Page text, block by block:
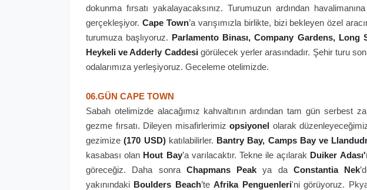
dokunma fırsatı yakalayacaksınız. Turumuzun ardından
gerçekleşiyor. Cape Town’a varışımızla birlikte, bizi bekleyen özel
turumuza başlıyoruz.
Parlamento Binası, Company Gardens, Long
Heykeli ve Adderly Caddesigörülecek yerler arasındadır. Şehir turu
odalarımıza yerleşiyoruz. Geceleme otelimizde.
06.GÜN CAPE TOWN
Sabah otelimizde alacağımız kahvaltının ardından tam gün serbest
gezme fırsatı. Dileyen misafirlerimiz opsiyonel olarak
gezimize(170 USD)katılabilirler. Bantry Bay, Camps Bay ve
kasabası olan Hout Bay’a varılacaktır. Tekne ile açılarak Duiker Adası'
göreceğiz. Daha sonra Chapmans Peak ya da Constantia Nek
yakınındaki Boulders Beach’teAfrika Penguenleri'ni görüyoruz.